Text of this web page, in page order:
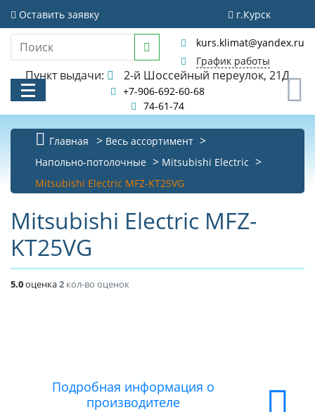
Оставить заявку г.Курск
kurs.klimat@yandex.ru
График работы
Пункт выдачи: 2-й Шоссейный переулок, 21Д
+7-906-692-60-68
74-61-74
КАТАЛОГ
АКЦИИ И РАСПРОДАЖИ
УСЛУГИ
БИБЛИОТЕКА
ОПЛАТА
Главная
Весь ассортимент
Напольно-потолочные
Mitsubishi Electric
Mitsubishi Electric MFZ-KT25VG
Mitsubishi Electric MFZ-
KT25VG
5.0оценка2 кол-во оценок
Подробная информация о
производителе